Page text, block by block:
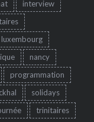
interview
luxembourg
nancy
programmation
solidays
trinitaires